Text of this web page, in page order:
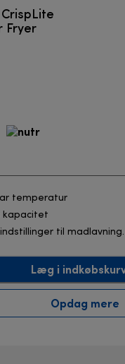
Fryer
temperatur
kapacitet
til madlavning.
Læg i
Opdag mere